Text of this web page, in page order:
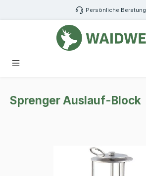
Zum Hauptinhalt springen Persönliche Beratung
Sprenger Auslauf-Block
Bildergalerie überspringen